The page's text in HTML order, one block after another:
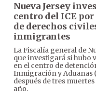
Nueva Jersey
centro del ICE
de derechos
inmigrantes
La Fiscalía general de
que investigará si hubo
en el centro de
Inmigración y Aduanas
después de tres
año.